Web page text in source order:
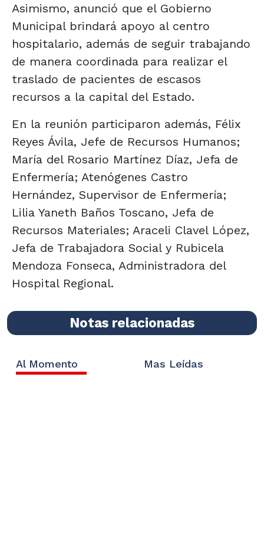
Asimismo, anunció que el Gobierno
Municipal brindará apoyo al centro
hospitalario, además de seguir trabajando
de manera coordinada para realizar el
traslado de pacientes de escasos
recursos a la capital del Estado.
En la reunión participaron además, Félix
Reyes Ávila, Jefe de Recursos Humanos;
María del Rosario Martínez Díaz, Jefa de
Enfermería; Atenógenes Castro
Hernández, Supervisor de Enfermería;
Lilia Yaneth Baños Toscano, Jefa de
Recursos Materiales; Araceli Clavel López,
Jefa de Trabajadora Social y Rubicela
Mendoza Fonseca, Administradora del
Hospital Regional.
Notas relacionadas
Al Momento Mas Leídas